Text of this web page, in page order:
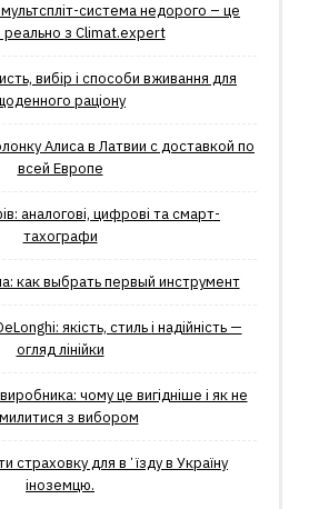
мультспліт-система недорого – це
реально з Climat.еxpert
вибір і способи вживання для
раціону
Алиса в Латвии с доставкой по
всей Европе
аналогові, цифрові та смарт-
тахографи
как выбрать первый инструмент
якість, стиль і надійність —
огляд лінійки
чому це вигідніше і як не
з вибором
страховку для вʼїзду в Україну
іноземцю.